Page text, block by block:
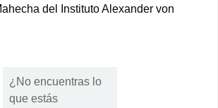
del Instituto Alexander von
¿No encuentras lo
que estás